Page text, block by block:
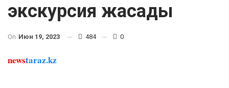
экскурсия жасады
On Июн 19, 2023 484 0
newstaraz.kz